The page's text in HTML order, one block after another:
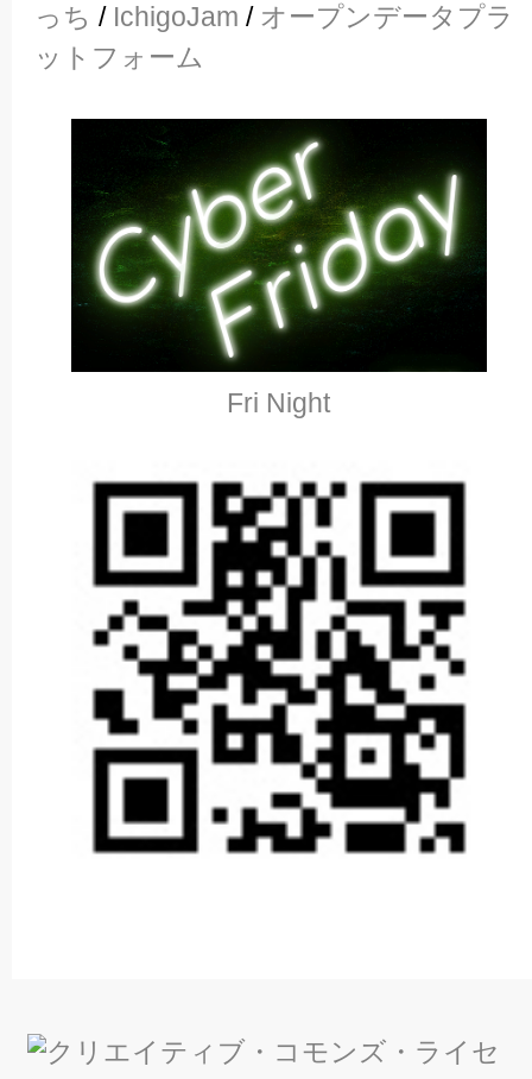
っち / IchigoJam / オープンデータプラ
ットフォーム
Fri Night